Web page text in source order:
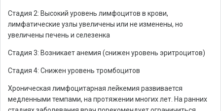
Стадия 2: Высокий уровень лимфоцитов в крови,
лимфатические узлы увеличены или не изменены, но
увеличены печень и селезенка
Стадия 3: Возникает анемия (снижен уровень эритроцитов)
Стадия 4: Снижен уровень тромбоцитов
Хроническая лимфоцитарная лейкемия развивается
медленными темпами, на протяжении многих лет. На ранних